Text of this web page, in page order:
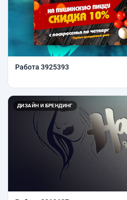
Работа 3925393
ДИЗАЙН И БРЕНДИНГ